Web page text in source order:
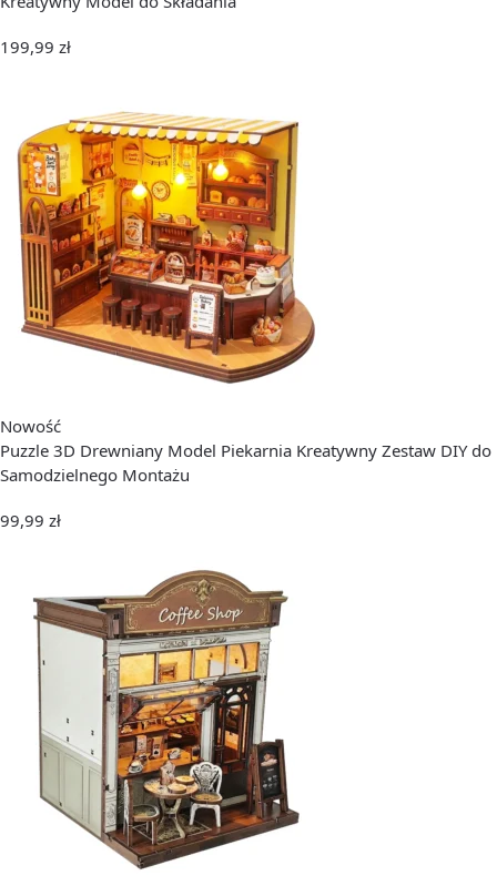
199,99 zł
Nowość
Puzzle 3D Drewniany Model Piekarnia Kreatywny Zestaw DIY do
Samodzielnego Montażu
99,99 zł